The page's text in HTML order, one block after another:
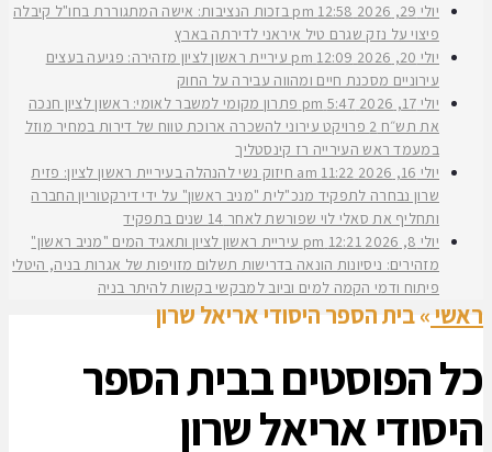
יולי 29, 2026
12:58 pm
בזכות הנציבות: אישה המתגוררת בחו"ל קיבלה
פיצוי על נזק שגרם טיל איראני לדירתה בארץ
יולי 20, 2026
12:09 pm
עיריית ראשון לציון מזהירה: פגיעה בעצים
עירוניים מסכנת חיים ומהווה עבירה על החוק
יולי 17, 2026
5:47 pm
פתרון מקומי למשבר לאומי: ראשון לציון חנכה
את תש״ח 2 פרויקט עירוני להשכרה ארוכת טווח של דירות במחיר מוזל
במעמד ראש העירייה רז קינסטליך
יולי 16, 2026
11:22 am
חיזוק נשי להנהלה בעיריית ראשון לציון: פזית
שרון נבחרה לתפקיד מנכ"לית "מניב ראשון" על ידי דירקטוריון החברה
ותחליף את סאלי לוי שפורשת לאחר 14 שנים בתפקיד
יולי 8, 2026
12:21 pm
עיריית ראשון לציון ותאגיד המים "מניב ראשון"
מזהירים: ניסיונות הונאה בדרישות תשלום מזויפות של אגרות בניה, היטלי
פיתוח ודמי הקמה למים וביוב למבקשי בקשות להיתר בניה
ראשי»בית הספר היסודי אריאל שרון
כל הפוסטים בבית הספר
היסודי אריאל שרון